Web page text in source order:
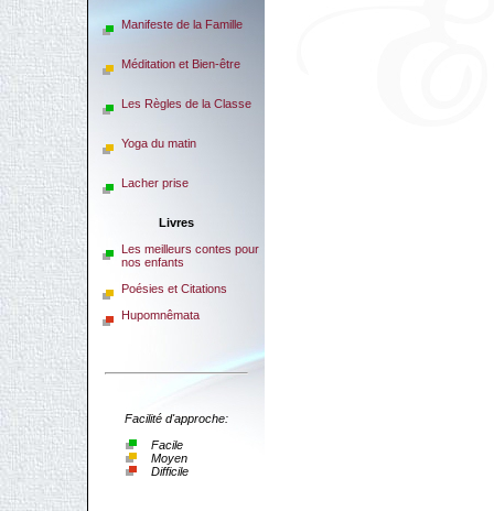
Manifeste de la Famille
Méditation et Bien-être
Les Règles de la Classe
Yoga du matin
Lacher prise
Livres
Les meilleurs contes pour
nos enfants
Poésies et Citations
Hupomnêmata
Facilité d'approche:
Facile
Moyen
Difficile